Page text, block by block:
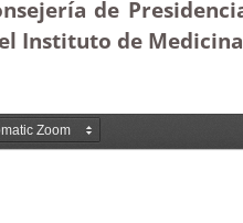
de
de Medicina